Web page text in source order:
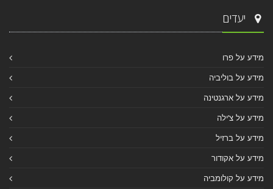
יעדים
מידע על פרו
מידע על בוליביה
מידע על ארגנטינה
מידע על צ'ילה
מידע על ברזיל
מידע על אקודור
מידע על קולומביה